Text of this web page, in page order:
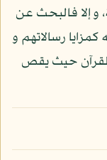
و إلا فالبحث عن
كمزايا رسالاتهم و
حيث يقص